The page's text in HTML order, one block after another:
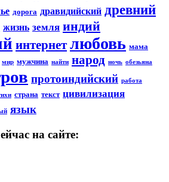
дорога дравидийский древний
жизнь земля индий
интернет любовь мама
мир мужчина найти народ ночь обезьяна
протоиндийский работа
страна текст цивилизация
язык
на сайте: